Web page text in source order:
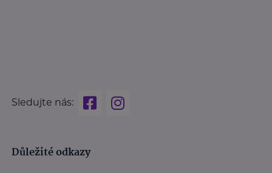
Sledujte nás:
Důležité odkazy